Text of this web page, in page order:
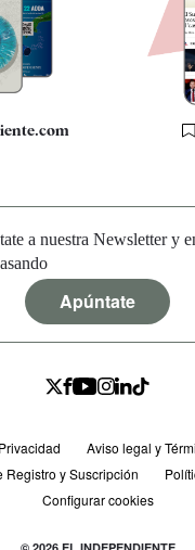
a nuestra Newsletter y
Apúntate
Aviso legal y
Registro y Suscripción
Configurar cookies